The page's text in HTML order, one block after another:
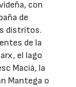
con
de
distritos.
de la
el lago
Macià, la
Mantega o